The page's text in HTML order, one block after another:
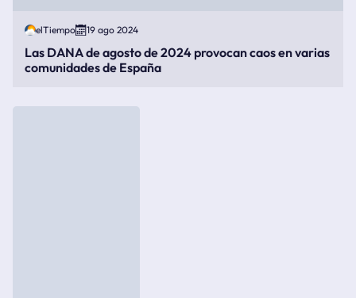
elTiempo 19 ago 2024
Las DANA de agosto de 2024 provocan caos en varias
comunidades de España